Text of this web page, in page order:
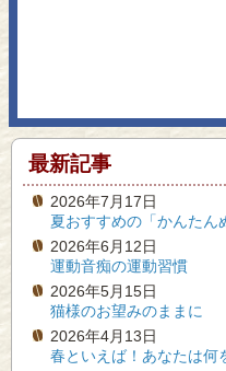
最新記事
2026年7月17日
夏おすすめの「かんたん
2026年6月12日
運動音痴の運動習慣
2026年5月15日
猫様のお望みのままに
2026年4月13日
春といえば！あなたは何